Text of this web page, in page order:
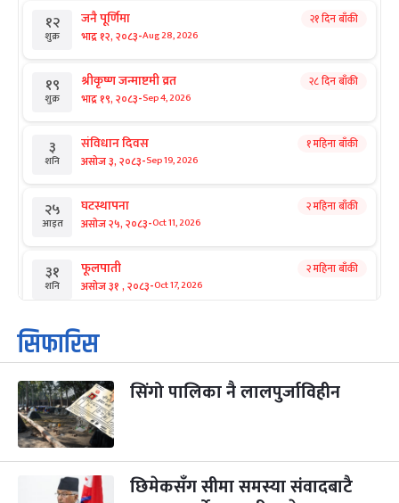
१२
शुक्र
जनै पूर्णिमा
भाद्र १२, २०८३-Aug 28, 2026
२१ दिन बाँकी
१९
शुक्र
श्रीकृष्ण जन्माष्टमी व्रत
भाद्र १९, २०८३-Sep 4, 2026
२८ दिन बाँकी
३
शनि
संविधान दिवस
असोज ३, २०८३-Sep 19, 2026
१ महिना बाँकी
२५
आइत
घटस्थापना
असोज २५, २०८३-Oct 11, 2026
२ महिना बाँकी
३१
शनि
फूलपाती
असोज ३१ , २०८३-Oct 17, 2026
२ महिना बाँकी
१
आइत
कार्तिक सङ्क्रान्ति
कार्तिक १, २०८३
३
मंगल
महानवमी
कार्तिक ३, २०८३
२ महिना बाँकी
४
कार्तिक ४, २०८३ -Oct 21, 2026
सिफारिस
सिंगो पालिका नै लालपुर्जाविहीन
छिमेकसँग सीमा समस्या संवादबाटै